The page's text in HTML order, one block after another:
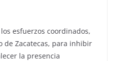
esfuerzos coordinados,
de Zacatecas, para inhibir
la presencia